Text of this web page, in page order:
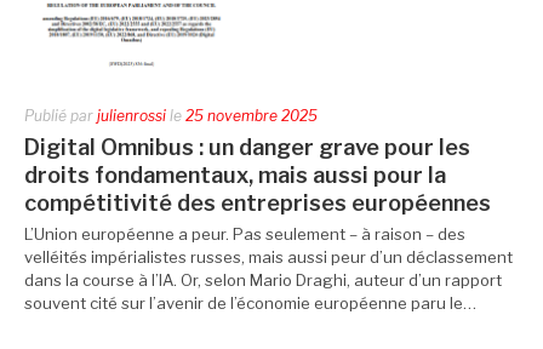
Publié par julienrossi le 25 novembre 2025
Digital Omnibus : un danger grave pour les
droits fondamentaux, mais aussi pour la
compétitivité des entreprises européennes
L’Union européenne a peur. Pas seulement – à raison – des
velléités impérialistes russes, mais aussi peur d’un déclassement
dans la course à l’IA. Or, selon Mario Draghi, auteur d’un rapport
souvent cité sur l’avenir de l’économie européenne paru le…